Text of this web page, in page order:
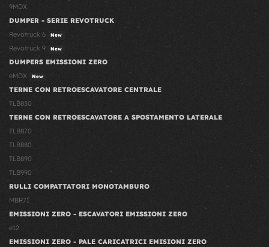
9MDX
DUMPER - SERIE REVOTRUCK
Revotruck 6
New
Revotruck 9 New
DUMPERS EMISSIONI ZERO
eMDX
New
TERNE CON RETROESCAVATORE CENTRALE
TLB830
TERNE CON RETROESCAVATORE A SPOSTAMENTO LATERALE
TLB870
TLB880
TLB890
TLB990
RULLI COMPATTATORI MONOTAMBURO
MBR71
EMISSIONI ZERO - ESCAVATORI EMISSIONI ZERO
e12
EMISSIONI ZERO - PALE CARICATRICI EMISIONI ZERO